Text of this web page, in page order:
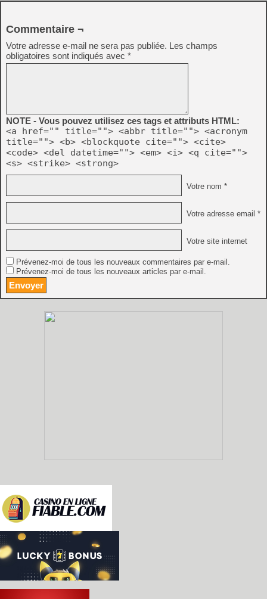
Commentaire ¬
Votre adresse e-mail ne sera pas publiée. Les champs
obligatoires sont indiqués avec *
NOTE - Vous pouvez utilisez ces tags et attributs HTML:
<a href="" title=""> <abbr title=""> <acronym
title=""> <b> <blockquote cite=""> <cite>
<code> <del datetime=""> <em> <i> <q cite="">
<s> <strike> <strong>
Votre nom *
Votre adresse email *
Votre site internet
Prévenez-moi de tous les nouveaux commentaires par e-mail.
Prévenez-moi de tous les nouveaux articles par e-mail.